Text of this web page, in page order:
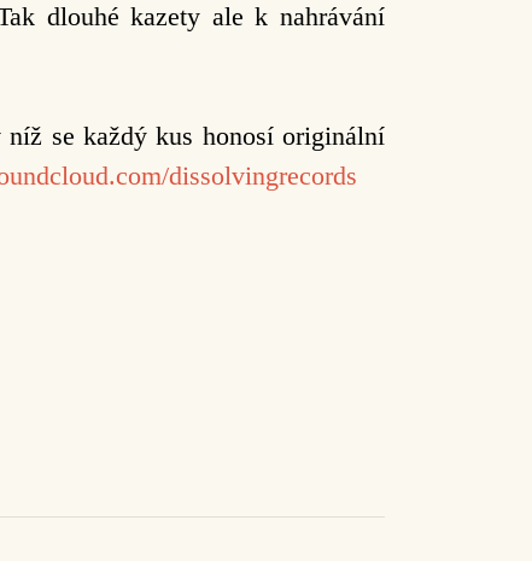
dlouhé kazety ale k nahrávání
se každý kus honosí originální
dissolvingrecords